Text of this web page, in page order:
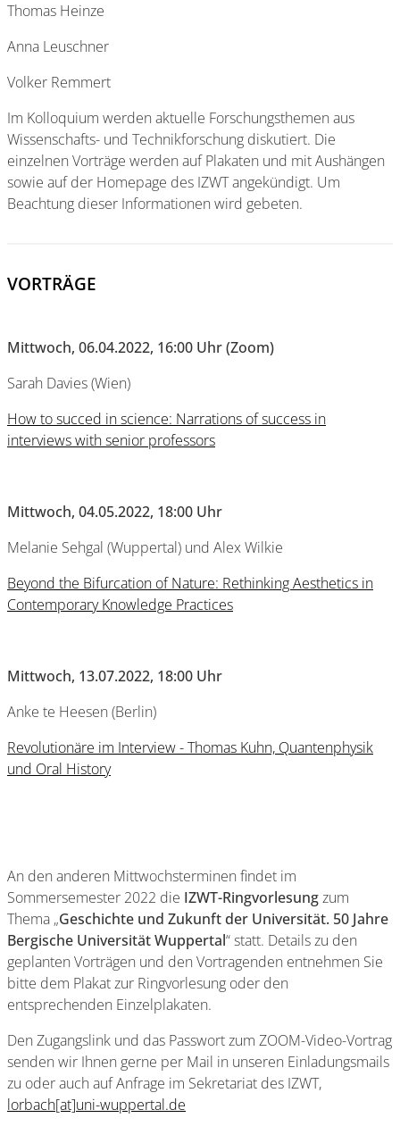
Thomas Heinze
Anna Leuschner
Volker Remmert
Im Kolloquium werden aktuelle Forschungsthemen aus
Wissenschafts- und Technikforschung diskutiert. Die
einzelnen Vorträge werden auf Plakaten und mit Aushängen
sowie auf der Homepage des IZWT angekündigt. Um
Beachtung dieser Informationen wird gebeten.
VORTRÄGE
Mittwoch, 06.04.2022, 16:00 Uhr (Zoom)
Sarah Davies (Wien)
How to succed in science: Narrations of success in
interviews with senior professors
Mittwoch, 04.05.2022, 18:00 Uhr
Melanie Sehgal (Wuppertal) und Alex Wilkie
Beyond the Bifurcation of Nature: Rethinking Aesthetics in
Contemporary Knowledge Practices
Mittwoch, 13.07.2022, 18:00 Uhr
Anke te Heesen (Berlin)
Revolutionäre im Interview - Thomas Kuhn, Quantenphysik
und Oral History
An den anderen Mittwochsterminen findet im
Sommersemester 2022 die IZWT-Ringvorlesungzum
Thema „Geschichte und Zukunft der Universität. 50 Jahre
Bergische Universität Wuppertal“ statt. Details zu den
geplanten Vorträgen und den Vortragenden entnehmen Sie
bitte dem Plakat zur Ringvorlesung oder den
entsprechenden Einzelplakaten.
Den Zugangslink und das Passwort zum ZOOM-Video-Vortrag
senden wir Ihnen gerne per Mail in unseren Einladungsmails
zu oder auch auf Anfrage im Sekretariat des IZWT,
lorbach[at]uni-wuppertal.de